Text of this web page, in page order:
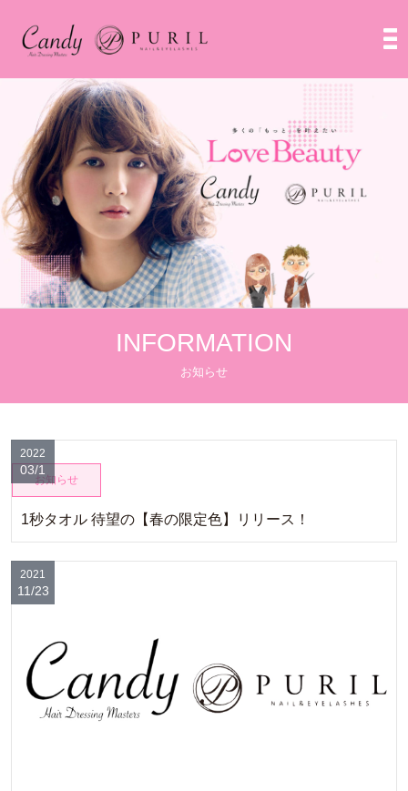
INFORMATION
お知らせ
お知らせ
1秒タオル 待望の【春の限定色】リリース！
2022
03/1
2021
11/23